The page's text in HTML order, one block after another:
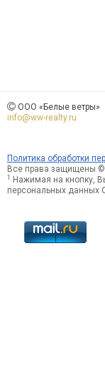
ООО «Белые ветры»
info@ww-realty.ru
Политика обработки
Все права защищены
1
Нажимая на кнопку,
персональных данных